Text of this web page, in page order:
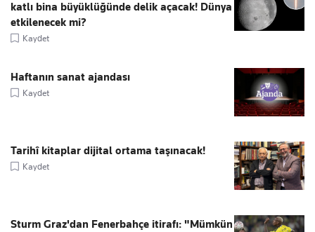
katlı bina büyüklüğünde delik açacak! Dünya
etkilenecek mi?
Kaydet
Haftanın sanat ajandası
Kaydet
Tarihî kitaplar dijital ortama taşınacak!
Kaydet
Sturm Graz'dan Fenerbahçe itirafı: "Mümkün